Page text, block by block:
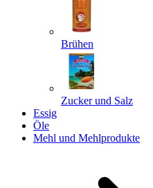
Brühen
Zucker und Salz
Essig
Öle
Mehl und Mehlprodukte